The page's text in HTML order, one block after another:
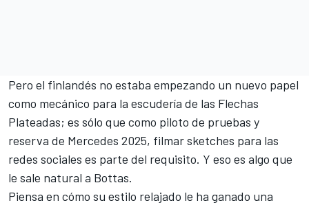
Pero el finlandés no estaba empezando un nuevo papel
como mecánico para la escudería de las Flechas
Plateadas; es sólo que como piloto de pruebas y
reserva de Mercedes 2025, filmar sketches para las
redes sociales es parte del requisito. Y eso es algo que
le sale natural a Bottas.
Piensa en cómo su estilo relajado le ha ganado una